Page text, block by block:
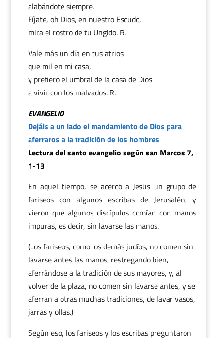
alabándote siempre.
Fíjate, oh Dios, en nuestro Escudo,
mira el rostro de tu Ungido. R.
Vale más un día en tus atrios
que mil en mi casa,
y prefiero el umbral de la casa de Dios
a vivir con los malvados. R.
EVANGELIO
Dejáis a un lado el mandamiento de Dios para
aferraros a la tradición de los hombres
Lectura del santo evangelio según san Marcos 7,
1-13
En aquel tiempo, se acercó a Jesús un grupo de
fariseos con algunos escribas de Jerusalén, y
vieron que algunos discípulos comían con manos
impuras, es decir, sin lavarse las manos.
(Los fariseos, como los demás judíos, no comen sin
lavarse antes las manos, restregando bien,
aferrándose a la tradición de sus mayores, y, al
volver de la plaza, no comen sin lavarse antes, y se
aferran a otras muchas tradiciones, de lavar vasos,
jarras y ollas.)
Según eso, los fariseos y los escribas preguntaron